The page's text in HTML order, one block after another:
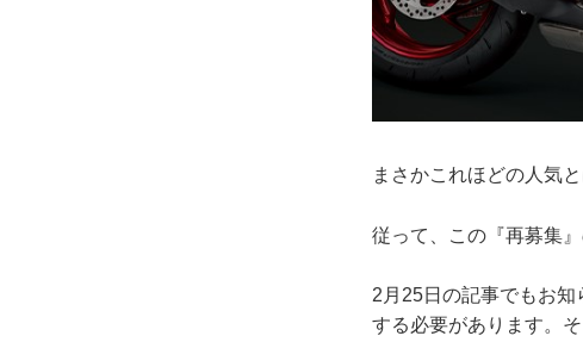
まさかこれほどの人気
従って、この『再募集
2月25日の記事でもお
する必要があります。